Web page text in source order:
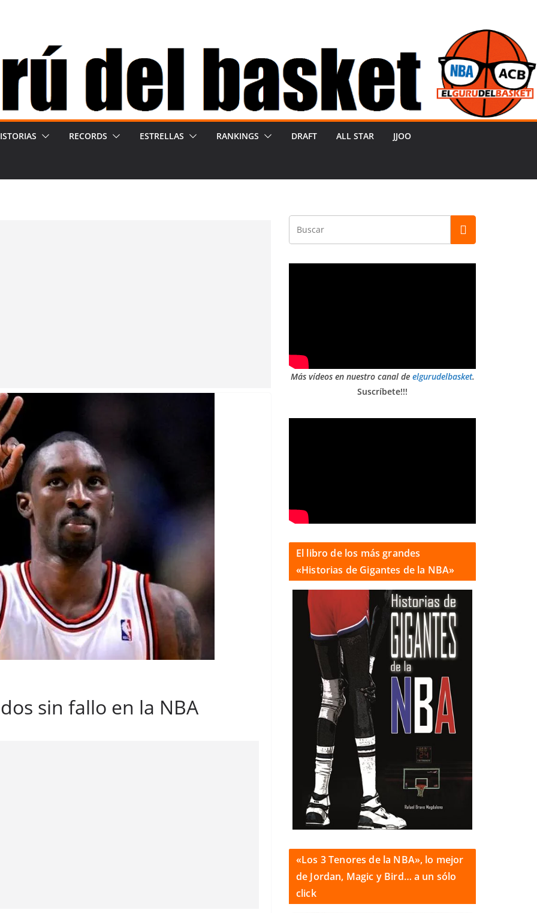
RECORDS ESTRELLAS RANKINGS DRAFT ALL STAR JJOO
sin fallo en la NBA
Más vídeos en nuestro canal de elgurudelbasket.
Suscríbete!!!
El libro de los más grandes
«Historias de Gigantes de la NBA»
«Los 3 Tenores de la NBA», lo mejor
de Jordan, Magic y Bird… a un sólo
click